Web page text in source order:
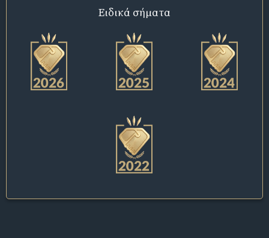
Ειδικά σήματα